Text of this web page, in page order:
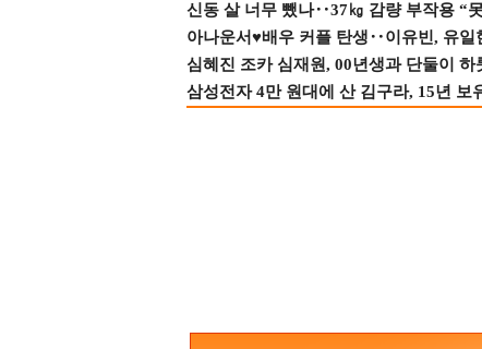
신동 살 너무 뺐나‥37㎏ 감량 부작용 “
아나운서♥배우 커플 탄생‥이유빈, 유일
심혜진 조카 심재원, 00년생과 단둘이
삼성전자 4만 원대에 산 김구라, 15년 보